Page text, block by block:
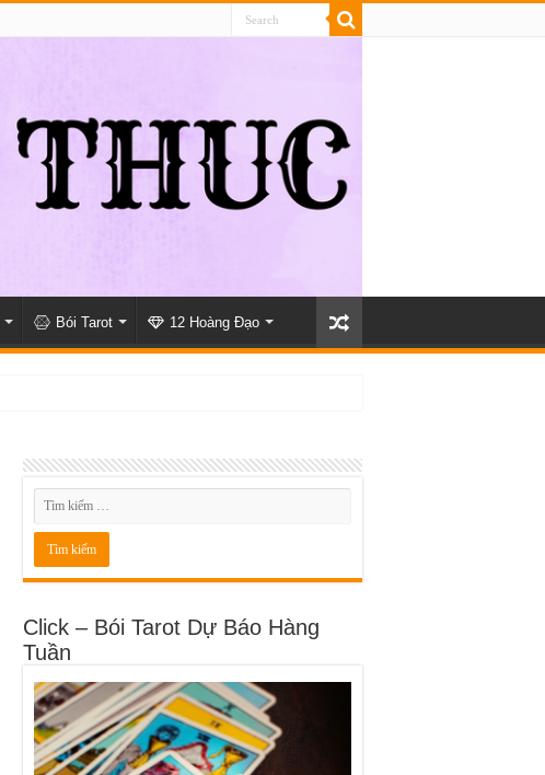
Bói Tarot 12 Hoàng Đạo
Click – Bói Tarot Dự Báo Hàng
Tuần